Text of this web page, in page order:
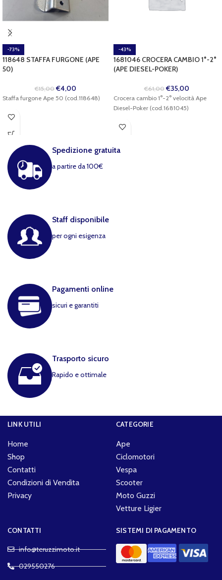
-73%
118648 STAFFA FURGONE (APE
50)
€15,00 €4,00
Staffa furgone Ape 50 (cod.118648)
-43%
1681046 CROCERA CAMBIO 1°-2°
(APE DIESEL-POKER)
€61,00 €35,00
Crocera cambio 1°-2° velocità Ape
Diesel-Poker (cod.1681045)
Spedizione gratuita
a partire da 100€
Staff disponibile
per ogni esigenza
Pagamenti online
sicuri e garantiti
Trasporto sicuro
Rapido e ottimale
LINK UTILI
Home
Shop
Contatti
Condizioni di Vendita
Privacy
CATEGORIE
Ape
Ciclomotori
Vespa
Scooter
Moto Guzzi
Vetture Ligier
CONTATTI
info@teruzzimoto.it
029550276
SISTEMI DI PAGAMENTO